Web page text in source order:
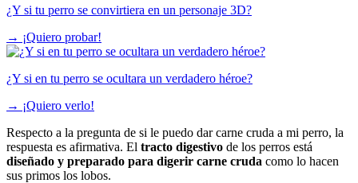
¿Y si tu perro se convirtiera en un personaje 3D?
→ ¡Quiero probar!
¿Y si en tu perro se ocultara un verdadero héroe?
→ ¡Quiero verlo!
Respecto a la pregunta de si le puedo dar carne cruda a mi perro, la
respuesta es afirmativa. El tracto digestivo de los perros está
diseñado y preparado para digerir carne cruda como lo hacen
sus primos los lobos.